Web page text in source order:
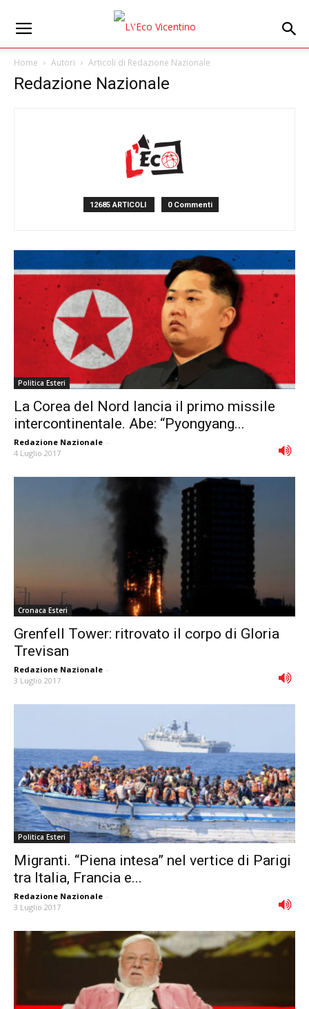
Home Autori Articoli di Redazione Nazionale
Redazione Nazionale
12685 ARTICOLI 0 Commenti
Politica Esteri
La Corea del Nord lancia il primo missile
intercontinentale. Abe: “Pyongyang...
Redazione Nazionale -
4 Luglio 2017
Cronaca Esteri
Grenfell Tower: ritrovato il corpo di Gloria
Trevisan
Redazione Nazionale -
3 Luglio 2017
Politica Esteri
Migranti. “Piena intesa” nel vertice di Parigi
tra Italia, Francia e...
Redazione Nazionale -
3 Luglio 2017